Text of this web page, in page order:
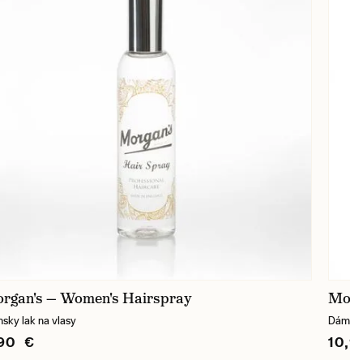
— Women's Hairspray
lak na vlasy
€